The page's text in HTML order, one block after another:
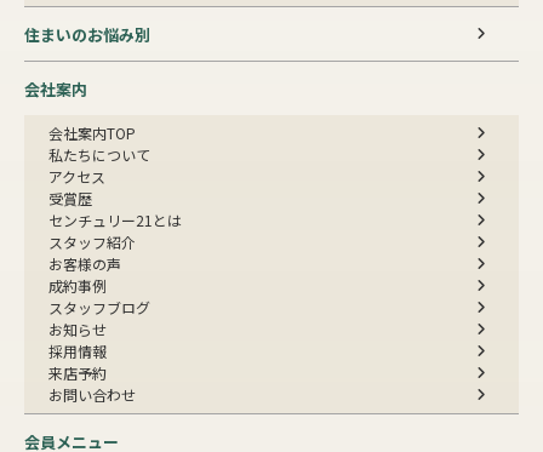
住まいのお悩み別
会社案内
会社案内TOP
私たちについて
アクセス
受賞歴
センチュリー21とは
スタッフ紹介
お客様の声
成約事例
スタッフブログ
お知らせ
採用情報
来店予約
お問い合わせ
会員メニュー